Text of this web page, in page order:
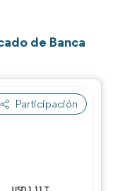
de Banca
Participación